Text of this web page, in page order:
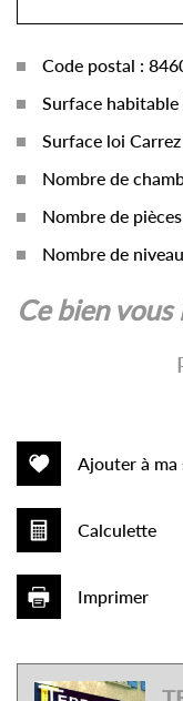
Code postal :
Surface habitable
Surface loi Carrez
Nombre de
Nombre de
Nombre de
la ville de
ce bien
Ajouter à ma
Calculette
Imprimer